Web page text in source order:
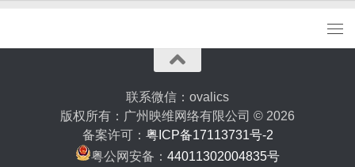
联系微信：ovalics
版权所有：广州映维网络有限公司 © 2026
备案许可： 粤ICP备17113731号-2
粤公网安备： 44011302004835号